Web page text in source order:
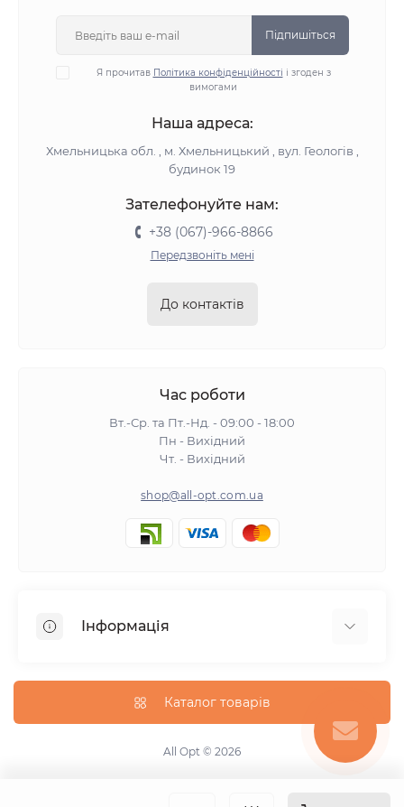
Підпишіться
Я прочитав Політика конфіденційності і згоден з
вимогами
Наша адреса:
Хмельницька обл. , м. Хмельницький , вул. Геологів ,
будинок 19
Зателефонуйте нам:
+38 (067)-966-8866
Передзвоніть мені
До контактів
Час роботи
Вт.-Ср. та Пт.-Нд. - 09:00 - 18:00
Пн - Вихідний
Чт. - Вихідний
shop@all-opt.com.ua
Інформація
Оплата та доставка
Повернення та обмін
Політика конфіденційності
Каталог товарів
All Opt © 2026